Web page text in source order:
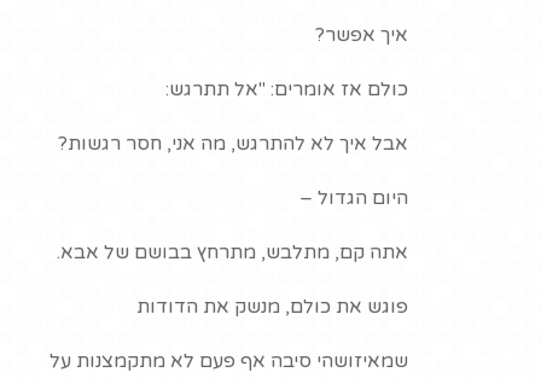
איך אפשר?
כולם אז אומרים: "אל תתרגש:
אבל איך לא להתרגש, מה אני, חסר רגשות?
היום הגדול –
אתה קם, מתלבש, מתרחץ בבושם של אבא.
פוגש את כולם, מנשק את הדודות
שמאיזושהי סיבה אף פעם לא מתקמצנות על